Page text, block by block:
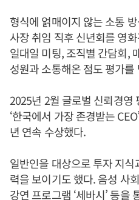
형식에 얽매이지 않는 소통
사장 취임 직후 신년회를 영
일대일 미팅, 조직별 간담회,
성원과 소통해온 점도 평가를
2025년 2월 글로벌 신뢰경영
‘한국에서 가장 존경받는
년 연속 수상했다.
일반인을 대상으로 투자 지
력을 보이기도 했다. 음성 사
강연 프로그램 ‘세바시’ 등을